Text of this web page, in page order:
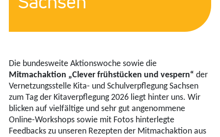
Die bundesweite Aktionswoche sowie die
Mitmachaktion „Clever frühstücken und vespern“ der
Vernetzungsstelle Kita- und Schulverpflegung Sachsen
zum Tag der Kitaverpflegung 2026 liegt hinter uns. Wir
blicken auf vielfältige und sehr gut angenommene
Online-Workshops sowie mit Fotos hinterlegte
Feedbacks zu unseren Rezepten der Mitmachaktion aus